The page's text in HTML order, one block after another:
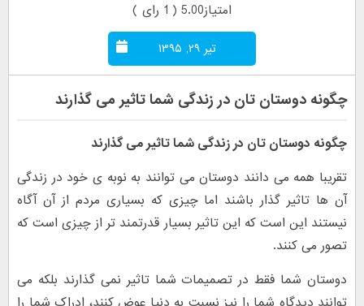
امتیاز5.00 ( 1 رای )
تیر ۲۹, ۱۳۹۵
چگونه دوستان تان در زندگی شما تاثیر می گذارند
چگونه دوستان تان در زندگی شما تاثیر می گذارند
تقریبا همه می دانند دوستان می توانند به نوبه ی خود در زندگی
آن ها تاثیر گذار باشند اما چیزی که بسیاری مردم از آن آگاه
نیستند این است که این تاثیر بسیار قدرتمند تر از چیزی است که
تصور می کنند.
دوستان شما فقط در تصمیمات شما تاثیر نمی گذارند بلکه می